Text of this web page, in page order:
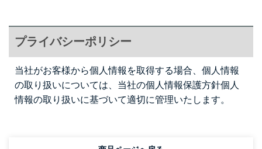
プライバシーポリシー
当社がお客様から個人情報を取得する場合、個人情報
の取り扱いについては、当社の個人情報保護方針個人
情報の取り扱いに基づいて適切に管理いたします。